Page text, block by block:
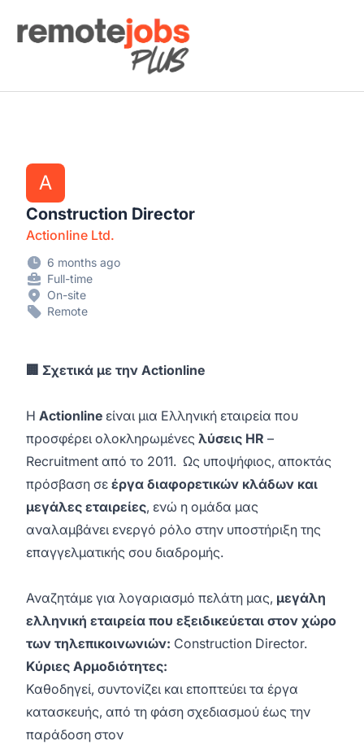
Remote Jobs Plus
A
Construction Director
Actionline Ltd.
6 months ago
Full-time
On-site
Remote
🏢 Σχετικά με την Actionline
Η Actionline είναι μια Ελληνική εταιρεία που
προσφέρει ολοκληρωμένες λύσεις HR –
Recruitment από το 2011. Ως υποψήφιος, αποκτάς
πρόσβαση σε έργα διαφορετικών κλάδων και
μεγάλες εταιρείες, ενώ η ομάδα μας
αναλαμβάνει ενεργό ρόλο στην υποστήριξη της
επαγγελματικής σου διαδρομής.
Αναζητάμε για λογαριασμό πελάτη μας, μεγάλη
ελληνική εταιρεία που εξειδικεύεται στον χώρο
των τηλεπικοινωνιών: Construction Director.
Κύριες Αρμοδιότητες:
Καθοδηγεί, συντονίζει και εποπτεύει τα έργα
κατασκευής, από τη φάση σχεδιασμού έως την
παράδοση στον